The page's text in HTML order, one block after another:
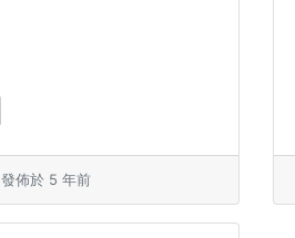
發佈於 5 年前